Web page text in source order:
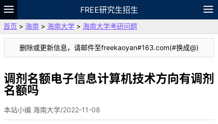
FREE研究生招生
题库
故事 专题 APP 笔记
VIP
资料
首页 > 海南 > 海南大学 > 海南大学考研问题
删除或更新信息，请邮件至freekaoyan#163.com(#换成@)
调剂名额电子信息计算机技术方向有调剂
名额吗
本站小编 海南大学/2022-11-08